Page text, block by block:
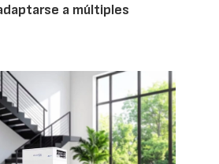
a múltiples